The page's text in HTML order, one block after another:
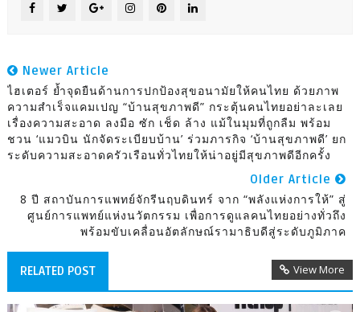
Newer Article
ไฮเตอร์ ย้ำจุดยืนด้านการปกป้องสุขอนามัยให้คนไทย ด้วยภาพ
ความสำเร็จแคมเปญ “บ้านสุขภาพดี”​ กระตุ้นคนไทยอย่าละเลย
เรื่องความสะอาด ลงมือ ซัก เช็ด ล้าง แม้ในมุมที่ถูกลืม พร้อม
ชวน ‘แมวบิน นักจัดระเบียบบ้าน’ ร่วมภารกิจ ‘บ้านสุขภาพดี’ ยก
ระดับความสะอาดครัวเรือนทั่วไทยให้น่าอยู่มีสุขภาพดีอีกครั้ง
Older Article
8 ปี สถาบันการแพทย์จักรีนฤบดินทร์ จาก “พลังแห่งการให้” สู่
ศูนย์การแพทย์แห่งนวัตกรรม เพื่อการดูแลคนไทยอย่างทั่วถึง
พร้อมขับเคลื่อนอัตลักษณ์รามาธิบดีสู่ระดับภูมิภาค
RELATED POST View More